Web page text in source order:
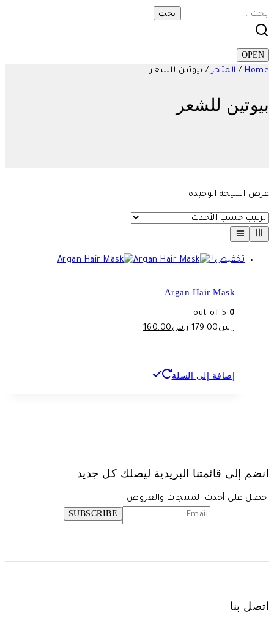
البحث
عن:
OPEN
Home
/ المتجر / بيوتين للشعر
بيوتين للشعر
عرض النتيجة الوحيدة
تخفيض!
Argan Hair Mask
0
ر.س179.00 السعر
ر.س179.00.
ر.س160.00السعر
إضافة إلى السلة
انضم إلى قائمتنا البريدية ليصلك كل جديد
احصل على أحدث المنتجات والعروض
اتصل بنا